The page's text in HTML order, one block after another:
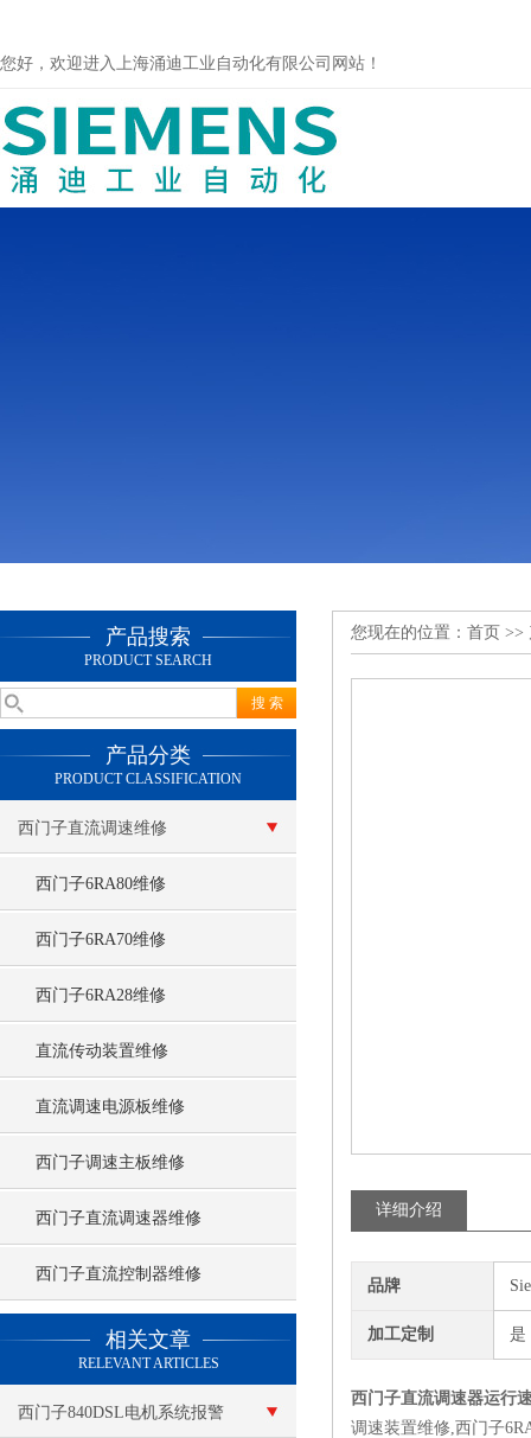
您好，欢迎进入上海涌迪工业自动化有限公司网站！
产品搜索
PRODUCT SEARCH
产品分类
PRODUCT CLASSIFICATION
西门子直流调速维修
西门子6RA80维修
西门子6RA70维修
西门子6RA28维修
直流传动装置维修
直流调速电源板维修
西门子调速主板维修
西门子直流调速器维修
西门子直流控制器维修
相关文章
RELEVANT ARTICLES
西门子840DSL电机系统报警
您现在的位置： 首页 >>
详细介绍
品牌
加工定制 是
西门子直流调速器运行
调速装置维修,西门子